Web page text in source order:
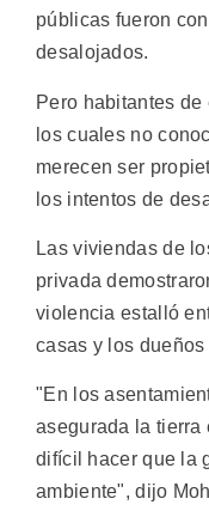
públicas fueron
desalojados.
Pero habitantes
los cuales no
merecen ser
los intentos de
Las viviendas de
privada
violencia estalló
casas y los dueños
"En los
asegurada la tierra
difícil hacer que la
ambiente", dijo